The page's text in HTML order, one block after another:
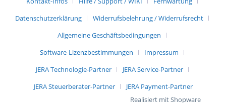
Datenschutzerklärung
Widerrufsbelehrung / Widerrufsrecht
Allgemeine Geschäftsbedingungen
Software-Lizenzbestimmungen
Impressum
JERA Technologie-Partner
JERA Service-Partner
JERA Steuerberater-Partner
JERA Payment-Partner
Realisiert mit Shopware